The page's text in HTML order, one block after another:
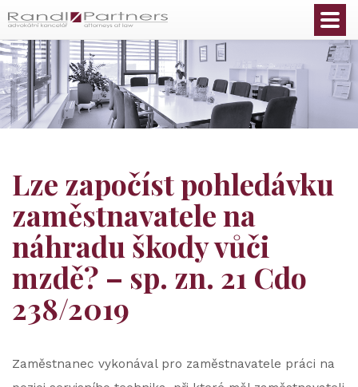
Lze započíst pohledávku
zaměstnavatele na
náhradu škody vůči
mzdě? – sp. zn. 21 Cdo
238/2019
Zaměstnanec vykonával pro zaměstnavatele práci na
Čeština